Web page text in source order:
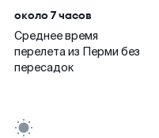
около 7 часов
Среднее время
перелета из Перми без
пересадок